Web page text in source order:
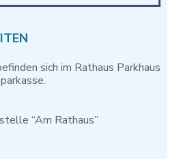
sich im Rathaus Parkhaus
“Am Rathaus”